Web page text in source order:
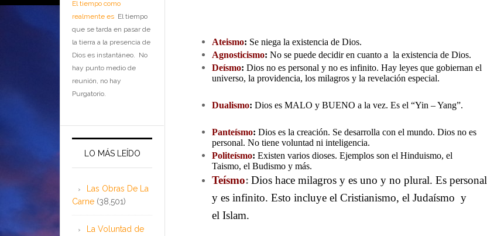
Ateismo: Se niega la existencia de Dios.
Agnosticismo: No se puede decidir en cuanto a la existencia de Dios.
Deísmo: Dios no es personal y no es infinito. Hay leyes que gobiernan el
universo, la providencia, los milagros y la revelación especial.
Dualismo: Dios es MALO y BUENO a la vez. Es el “Yin – Yang”.
Panteísmo: Dios es la creación. Se desarrolla con el mundo. Dios no es
personal. No tiene voluntad ni inteligencia.
Politeísmo: Existen varios dioses. Ejemplos son el Hinduismo, el
Taismo, el Budismo y más.
Teísmo: Dios hace milagros y es uno y no plural. Es personal
y es infinito. Esto incluye el Cristianismo, el Judaísmo y
el Islam.
El tiempo como
realmente es El tiempo
que se tarda en pasar de
la tierra a la presencia de
Dios es instantáneo. No
hay punto medio de
reunión, no hay
Purgatorio.
LO MÁS LEÍDO
Las Obras De La
Carne (38,501)
La Voluntad de